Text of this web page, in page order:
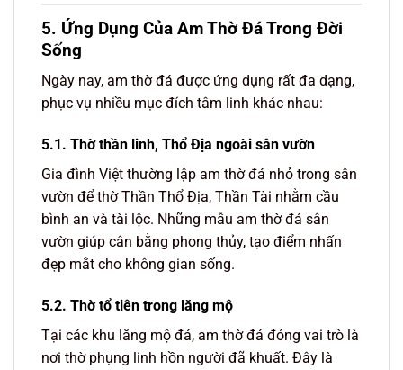
5. Ứng Dụng Của Am Thờ Đá Trong Đời
Sống
Ngày nay, am thờ đá được ứng dụng rất đa dạng,
phục vụ nhiều mục đích tâm linh khác nhau:
5.1. Thờ thần linh, Thổ Địa ngoài sân vườn
Gia đình Việt thường lập am thờ đá nhỏ trong sân
vườn để thờ Thần Thổ Địa, Thần Tài nhằm cầu
bình an và tài lộc. Những mẫu am thờ đá sân
vườn giúp cân bằng phong thủy, tạo điểm nhấn
đẹp mắt cho không gian sống.
5.2. Thờ tổ tiên trong lăng mộ
Tại các khu lăng mộ đá, am thờ đá đóng vai trò là
nơi thờ phụng linh hồn người đã khuất. Đây là